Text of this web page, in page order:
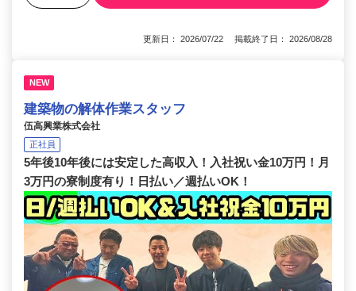
更新日： 2026/07/22 掲載終了日： 2026/08/28
NEW
建築物の解体作業スタッフ
伍高興業株式会社
正社員
5年後10年後には安定した高収入！入社祝い金10万円！月
3万円の寮制度有り！日払い／週払いOK！